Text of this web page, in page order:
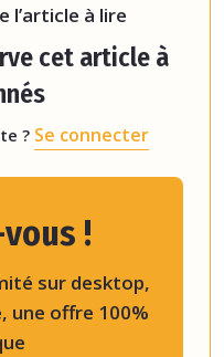
l’article à lire
cet article à
? Se connecter
!
sur desktop,
offre 100%